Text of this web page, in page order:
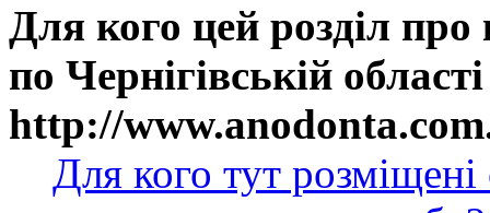
Для кого цей розділ
по Чернігівській
http://
Для кого тут